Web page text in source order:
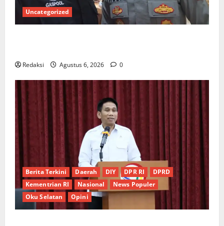
Uncategorized
Redaksi Agustus 6, 2026 0
Berita Terkini Daerah DIY DPR RI
DPRD
Kementrian RI
Nasional
News Populer
Oku Selatan
Opini